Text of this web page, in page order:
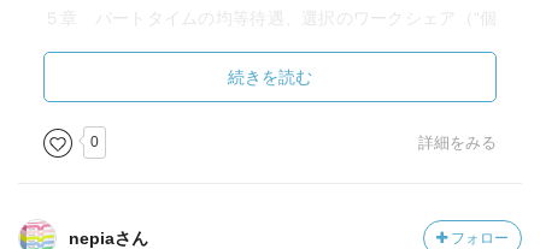
５章 パートタイムの均等待遇、選択のワークシェア（“個
ー パートタイマーの処遇改善 むすびにかえて）
［ ＰＯＰ ］
［ おすすめ度 ］
続きを読む
0 詳細をみる
nepiaさん フォロー